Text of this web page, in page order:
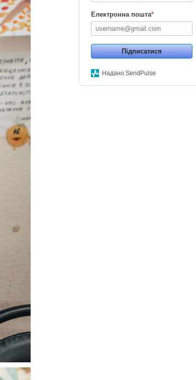
Електронна пошта*
Підписатися
Надано SendPulse